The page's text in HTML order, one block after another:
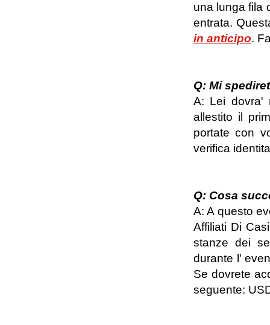
una lunga fila
entrata.
in anticipo.
Q: Mi
A: Lei dovra'
allestito il
portate con
verifica
Q: Cosa
A: A questo
Affiliati Di
stanze dei
durante l'
Se dovrete
seguente: